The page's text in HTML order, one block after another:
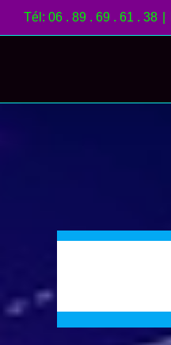
Passer
au
Tél: 06 . 89 . 69 . 61 . 38